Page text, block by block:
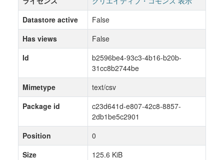
Datastore active
False
Has views
False
Id
b2596be4-93c3-4b16-b20b-
31cc8b2744be
Mimetype
text/csv
Package id
c23d641d-e807-42c8-8857-
2db1be5c2901
Position
0
Size
125.6 KiB